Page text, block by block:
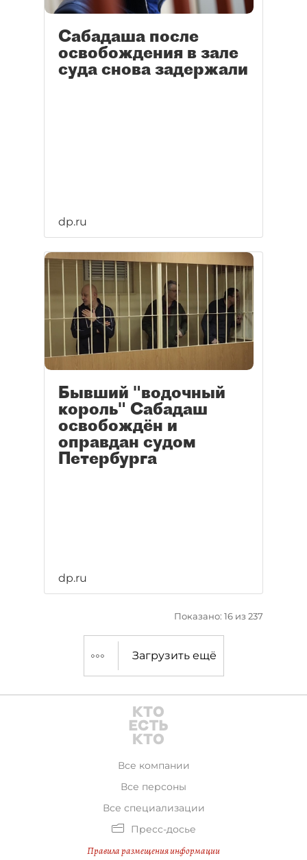
Сабадаша после
освобождения в зале
суда снова задержали
dp.ru
Бывший "водочный
король" Сабадаш
освобождён и
оправдан судом
Петербурга
dp.ru
Показано: 16 из 237
Загрузить ещё
Все компании
Все персоны
Все специализации
Пресс-досье
Правила размещения информации